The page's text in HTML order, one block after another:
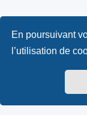
En poursuivant
l’utilisation de